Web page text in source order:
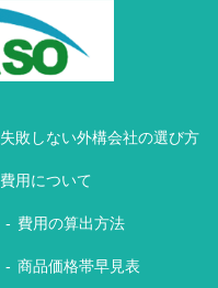
失敗しない外構会社の選び方
費用について
費用の算出方法
商品価格帯早見表